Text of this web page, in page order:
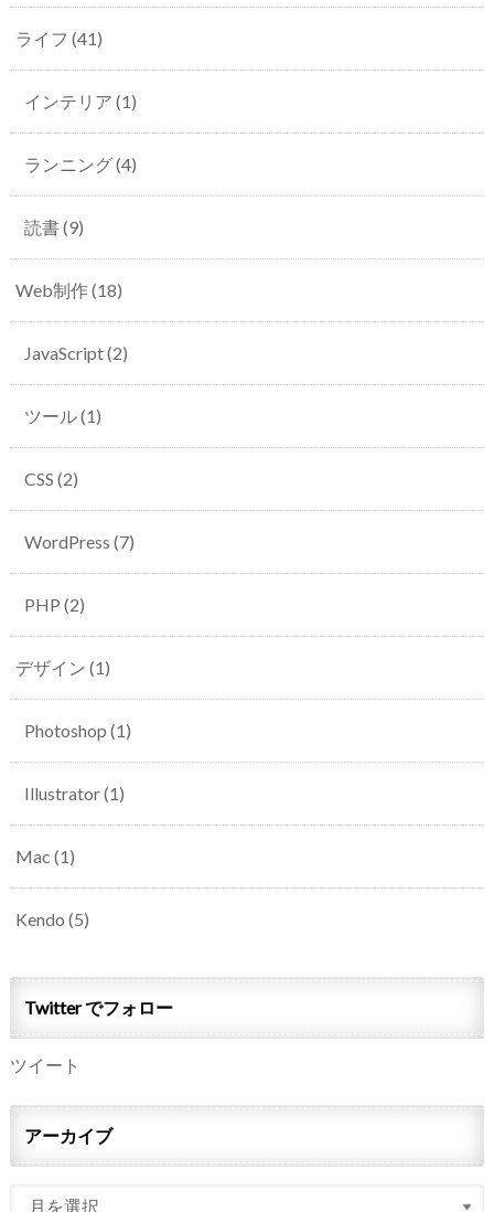
ライフ (41)
インテリア (1)
ランニング(4)
読書(9)
Web制作(18)
JavaScript(2)
ツール(1)
CSS (2)
WordPress (7)
PHP (2)
デザイン (1)
Photoshop (1)
Illustrator(1)
Mac (1)
Kendo (5)
Twitter でフォロー
ツイート
アーカイブ